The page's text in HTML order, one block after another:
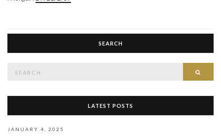
SEARCH
LATEST POSTS
JANUARY 4, 2025